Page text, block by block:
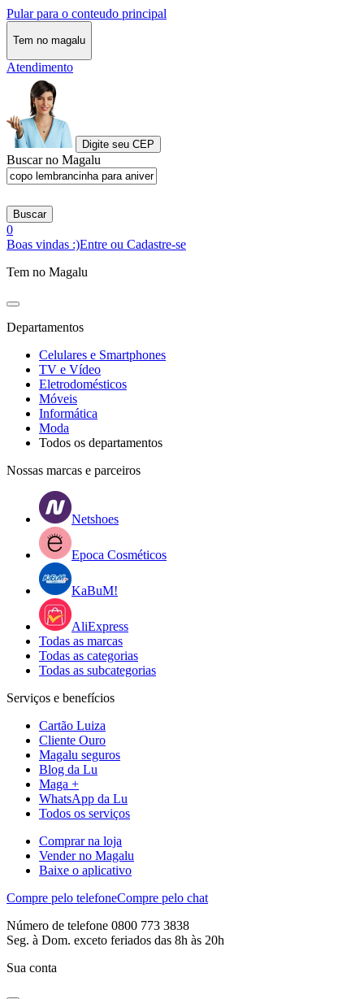
Pular para o conteudo principal
Tem no magalu
Atendimento
Digite seu CEP
Buscar no Magalu
Buscar
0
Boas vindas :)Entre ou Cadastre-se
Tem no Magalu
Departamentos
Celulares e Smartphones
TV e Vídeo
Eletrodomésticos
Móveis
Informática
Moda
Todos os departamentos
Nossas marcas e parceiros
Netshoes
Epoca Cosméticos
KaBuM!
AliExpress
Todas as marcas
Todas as categorias
Todas as subcategorias
Serviços e benefícios
Cartão Luiza
Cliente Ouro
Magalu seguros
Blog da Lu
Maga +
WhatsApp da Lu
Todos os serviços
Comprar na loja
Vender no Magalu
Baixe o aplicativo
Compre pelo telefoneCompre pelo chat
Número de telefone 0800 773 3838
Seg. à Dom. exceto feriados das 8h às 20h
Sua conta